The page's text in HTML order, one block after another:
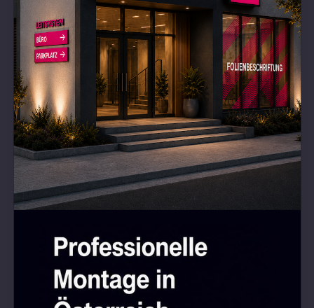
Individuell und von Hand gefertigt | Premium-
Qualität | 24 Monate Garantie | Kostenlose
Lieferung nach Ungarn, Österreich, Kroatien,
der Slowakei, Slowenien, Tschechien und
Rumänien
Sicher
Bei früheren Neonröhren bestanden die Röhren
aus Glas, wodurch sie anfällig für
Beschädigungen waren. Wir verwenden bereits
Silikon-Neon-Flex-Technologie, die stärker und
leichter ist als ältere Lösungen. Dank der
Silikonabdeckung sind sie flexibel und
strapazierfähig. Sie werden nicht heiß und sind